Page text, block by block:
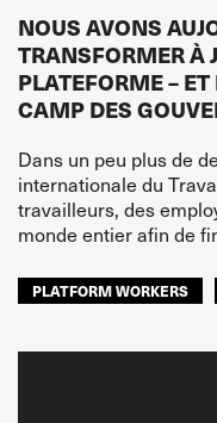
NOUS AVONS
TRANSFORMER À
PLATEFORME –
CAMP DES
Dans un peu plus de
internationale du
travailleurs, des
monde entier afin de
PLATFORM WORKERS